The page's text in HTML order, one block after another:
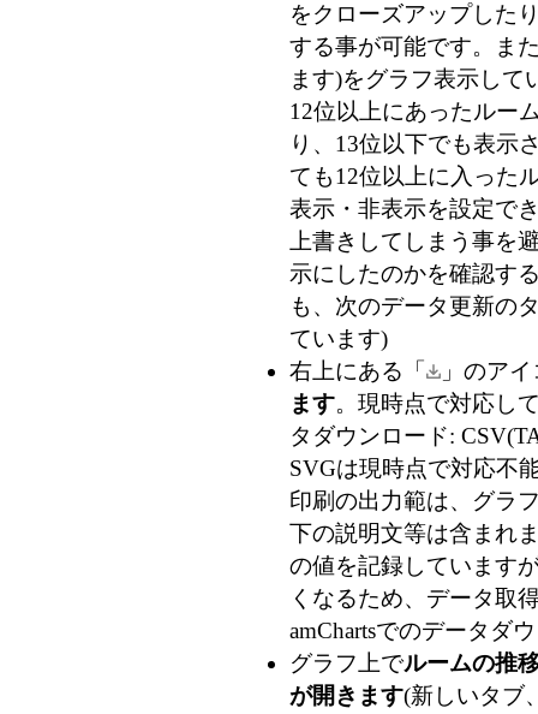
をクローズアップした
する事が可能です。ま
ます)をグラフ表示して
12位以上にあったルー
り、13位以下でも表示
ても12位以上に入った
表示・非表示を設定で
上書きしてしまう事を
示にしたのかを確認す
も、次のデータ更新の
ています)
右上にある「
」のアイ
ます。現時点で対応し
タダウンロード:
SVGは現時点で対応不
印刷の出力範は、グラ
下の説明文等は含まれ
の値を記録しています
くなるため、データ取
amChartsでのデータダ
グラフ上でルームの推
が開きます(新しいタブ